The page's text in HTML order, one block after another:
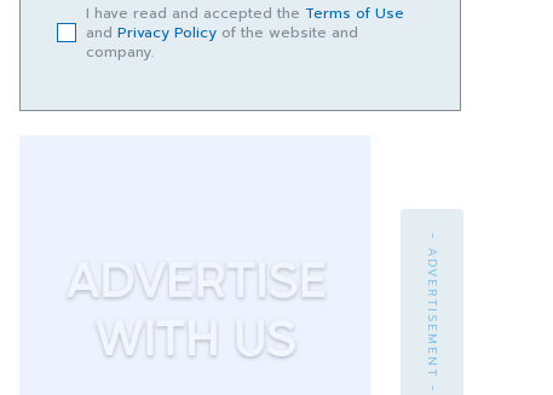
I have read and accepted the Terms of Use
and Privacy Policyof the website and
company.
- ADVERTISEMENT -